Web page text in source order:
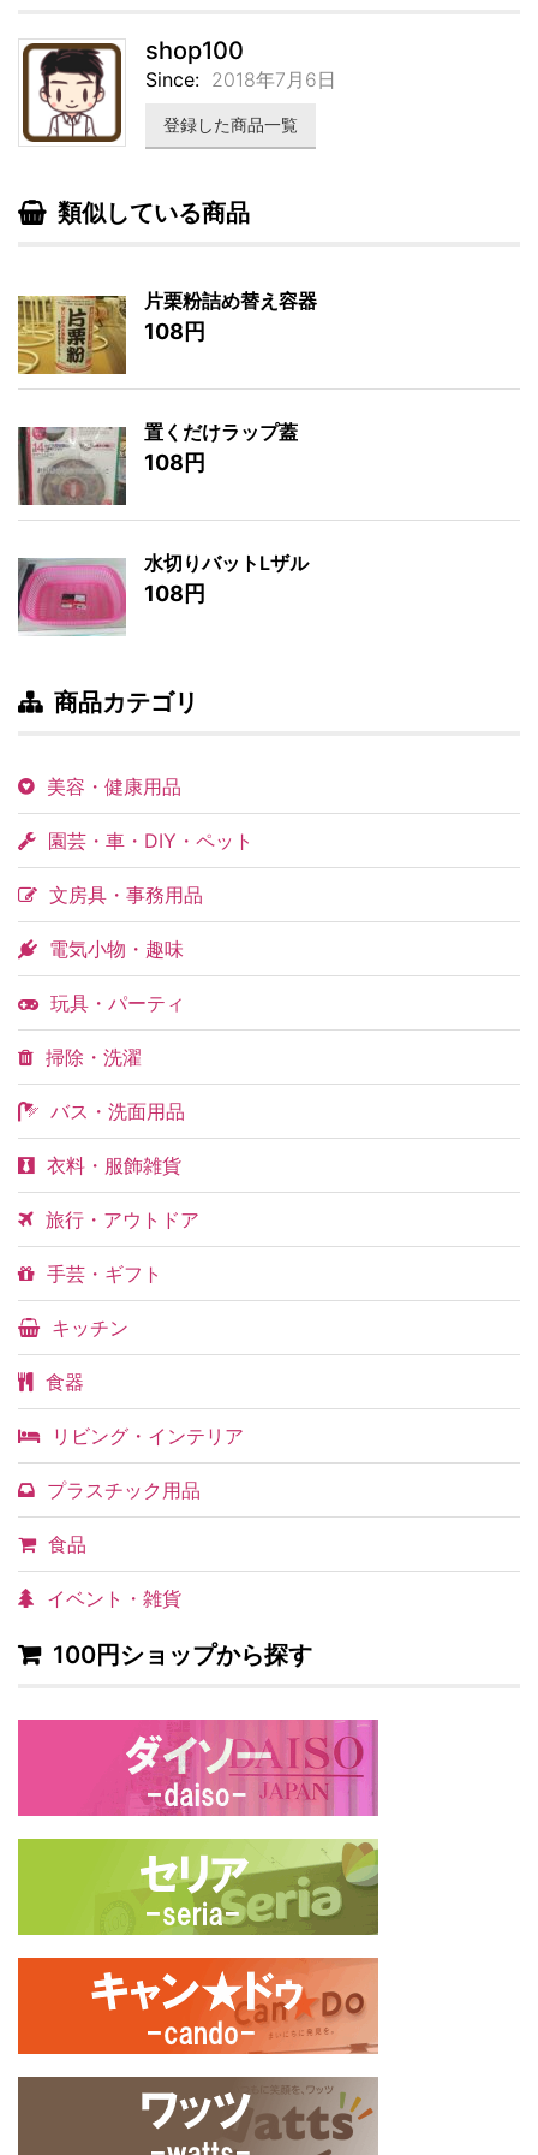
shop100
Since: 2018年7月6日
登録した商品一覧
類似している商品
片栗粉詰め替え容器
108円
置くだけラップ蓋
108円
水切りバットLザル
108円
商品カテゴリ
美容・健康用品
園芸・車・DIY・ペット
文房具・事務用品
電気小物・趣味
玩具・パーティ
掃除・洗濯
バス・洗面用品
衣料・服飾雑貨
旅行・アウトドア
手芸・ギフト
キッチン
食器
リビング・インテリア
プラスチック用品
食品
イベント・雑貨
100円ショップから探す